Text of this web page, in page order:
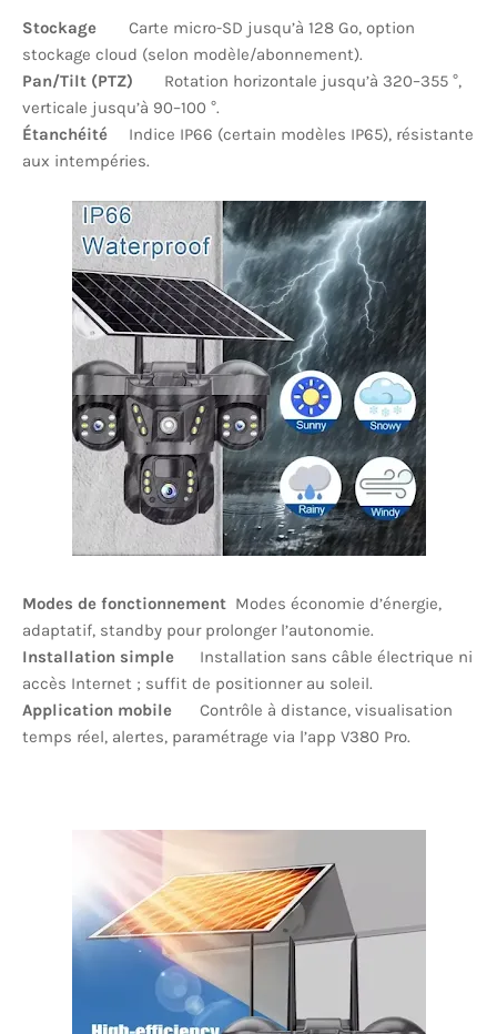
Stockage
Carte micro-SD jusqu’à 128 Go, option
stockage cloud (selon modèle/abonnement).
Pan/Tilt (PTZ)
Rotation horizontale jusqu’à 320–355 °,
verticale jusqu’à 90–100 °.
Étanchéité
Indice IP66 (certain modèles IP65), résistante
aux intempéries.
Modes de fonctionnement Modes économie d’énergie,
adaptatif, standby pour prolonger l’autonomie.
Installation simple
Installation sans câble électrique ni
accès Internet ; suffit de positionner au soleil.
Application mobile
Contrôle à distance, visualisation
temps réel, alertes, paramétrage via l’app V380 Pro.